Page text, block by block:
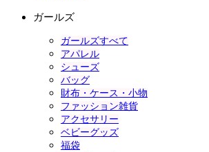
ガールズ
ガールズすべて
アパレル
シューズ
バッグ
財布・ケース・小物
ファッション雑貨
アクセサリー
ベビーグッズ
福袋